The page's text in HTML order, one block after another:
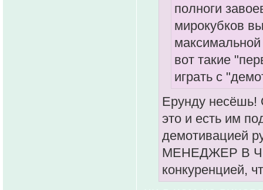
полноги
мирокубков
вот такие
играть с
Ерунду несёшь!
это и есть им
демотивацией
МЕНЕДЖЕР В
конкуренцией,